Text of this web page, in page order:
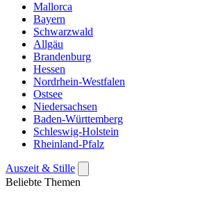
Mallorca
Bayern
Schwarzwald
Allgäu
Brandenburg
Hessen
Nordrhein-Westfalen
Ostsee
Niedersachsen
Baden-Württemberg
Schleswig-Holstein
Rheinland-Pfalz
Auszeit & Stille
Beliebte Themen